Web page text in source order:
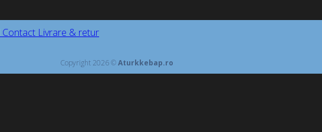
Contact Livrare & retur
Copyright 2026 ©Aturkkebap.ro